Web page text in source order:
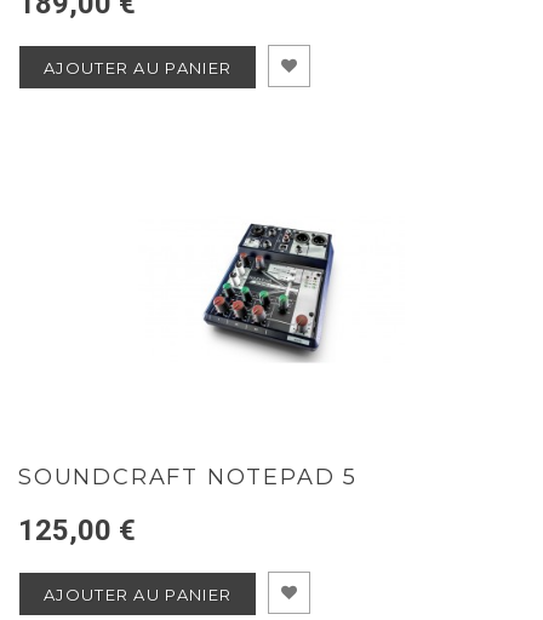
AJOUTER AU PANIER
SOUNDCRAFT NOTEPAD 5
125,00 €
AJOUTER AU PANIER